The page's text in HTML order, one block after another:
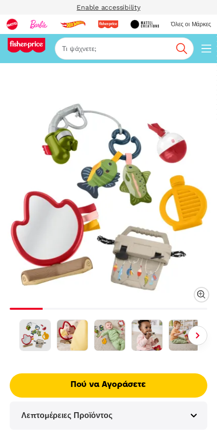
Enable accessibility
Όλες οι Μάρκες
Πού να Αγοράσετε
Λεπτομέρειες Προϊόντος